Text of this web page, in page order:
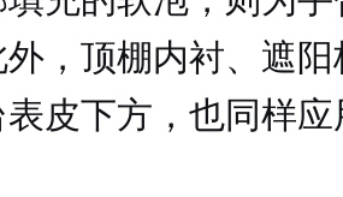
，顶棚内衬、遮
皮下方，也同样